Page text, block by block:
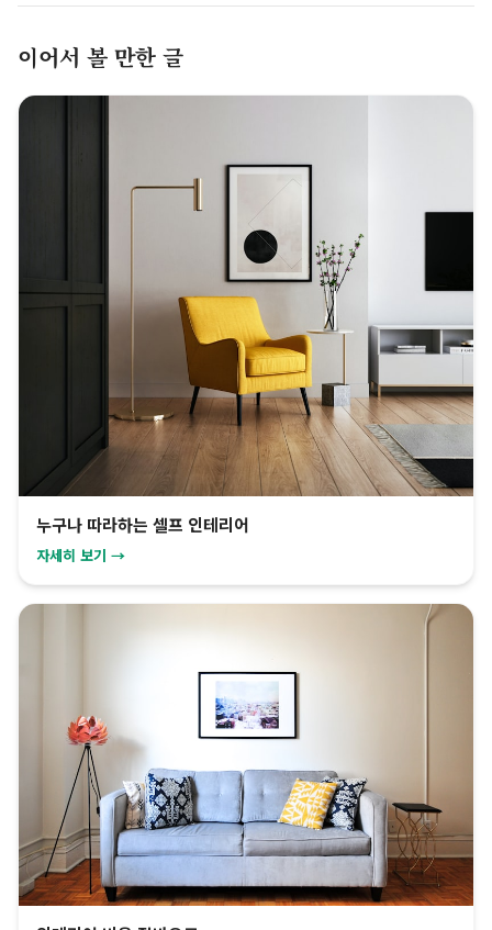
이어서 볼 만한 글
누구나 따라하는 셀프 인테리어
자세히 보기 →